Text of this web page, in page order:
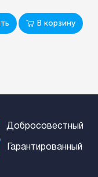
В корзину
Добросовестный
Гарантированный